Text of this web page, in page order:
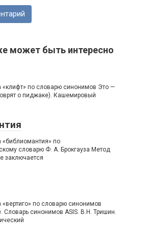
может быть интересно
«клифт» по словарю синонимов Это —
о пиджаке). Кашемировый
«библиомантия» по
словарю Ф. А. Брокгауза Метод
заключается
по словарю синонимов
Словарь синонимов ASIS. В.Н. Тришин.